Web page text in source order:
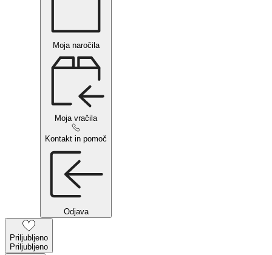
Moja naročila
Moja vračila
Kontakt in pomoč
Odjava
Priljubljeno
Priljubljeno